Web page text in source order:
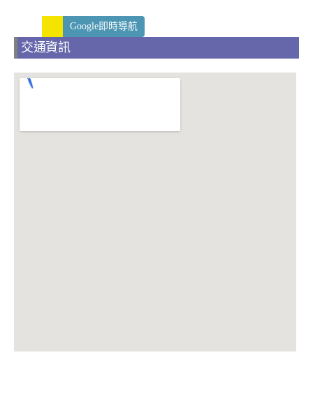
Google即時導航
交通資訊